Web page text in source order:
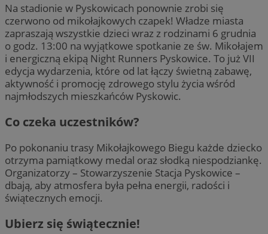
Na stadionie w Pyskowicach ponownie zrobi się
czerwono od mikołajkowych czapek! Władze miasta
zapraszają wszystkie dzieci wraz z rodzinami 6 grudnia
o godz. 13:00 na wyjątkowe spotkanie ze św. Mikołajem
i energiczną ekipą Night Runners Pyskowice. To już VII
edycja wydarzenia, które od lat łączy świetną zabawę,
aktywność i promocję zdrowego stylu życia wśród
najmłodszych mieszkańców Pyskowic.
Co czeka uczestników?
Po pokonaniu trasy Mikołajkowego Biegu każde dziecko
otrzyma pamiątkowy medal oraz słodką niespodziankę.
Organizatorzy – Stowarzyszenie Stacja Pyskowice –
dbają, aby atmosfera była pełna energii, radości i
świątecznych emocji.
Ubierz się świątecznie!